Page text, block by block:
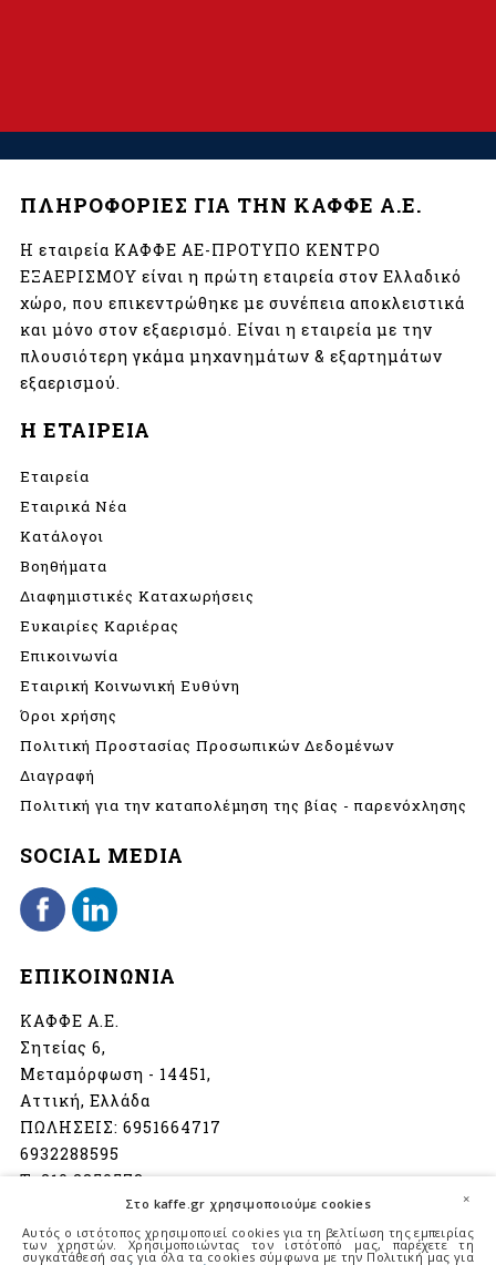
ΠΛΗΡΟΦΟΡΙΕΣ ΓΙΑ ΤΗΝ ΚΑΦΦΕ Α.Ε.
Η εταιρεία ΚΑΦΦΕ ΑΕ-ΠΡΟΤΥΠΟ ΚΕΝΤΡΟ
ΕΞΑΕΡΙΣΜΟΥ είναι η πρώτη εταιρεία στον Ελλαδικό
χώρο, που επικεντρώθηκε με συνέπεια αποκλειστικά
και μόνο στον εξαερισμό. Είναι η εταιρεία με την
πλουσιότερη γκάμα μηχανημάτων & εξαρτημάτων
εξαερισμού.
Η ΕΤΑΙΡΕΙΑ
Εταιρεία
Εταιρικά Νέα
Κατάλογοι
Βοηθήματα
Διαφημιστικές Καταχωρήσεις
Ευκαιρίες Καριέρας
Επικοινωνία
Εταιρική Κοινωνική Ευθύνη
Όροι χρήσης
Πολιτική Προστασίας Προσωπικών Δεδομένων
Διαγραφή
Πολιτική για την καταπολέμηση της βίας - παρενόχλησης
SOCIAL MEDIA
ΕΠΙΚΟΙΝΩΝΙΑ
ΚΑΦΦΕ Α.Ε.
Σητείας 6,
Μεταμόρφωση - 14451,
Αττική, Ελλάδα
ΠΩΛΗΣΕΙΣ: 6951664717
6932288595
Τ:210 2850573
info@kaffe.gr
Ωράριο λειτουργίας:
×
Στο kaffe.gr χρησιμοποιούμε cookies
Αυτός ο ιστότοπος χρησιμοποιεί cookies για τη βελτίωση της εμπειρίας
των χρηστών. Χρησιμοποιώντας τον ιστότοπό μας, παρέχετε τη
συγκατάθεσή σας για όλα τα cookies σύμφωνα με την Πολιτική μας για